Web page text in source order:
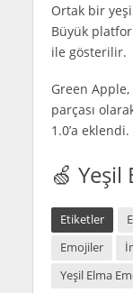
Ortak bir yeşil
Büyük
ile gösterilir.
Green Apple,
parçası
1.0’a eklendi.
🍏 Yeşil
Etiketler
Emojiler
Yeşil Elma